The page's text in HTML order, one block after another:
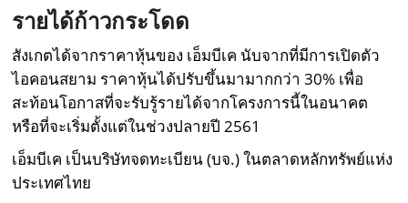
รายได้ก้าวกระโดด
สังเกตได้จากราคาหุ้นของ เอ็มบีเค นับจากที่มีการเปิดตัว
ไอคอนสยาม ราคาหุ้นได้ปรับขึ้นมามากกว่า 30% เพื่อ
สะท้อนโอกาสที่จะรับรู้รายได้จากโครงการนี้ในอนาคต
หรือที่จะเริ่มตั้งแต่ในช่วงปลายปี 2561
เอ็มบีเค เป็นบริษัทจดทะเบียน (บจ.) ในตลาดหลักทรัพย์แห่ง
ประเทศไทย